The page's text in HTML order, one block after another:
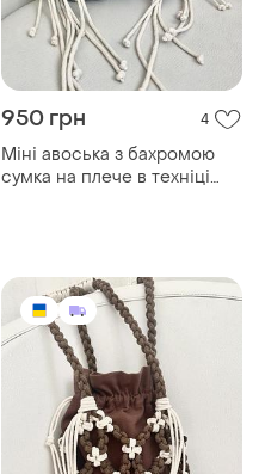
950 грн 4
Міні авоська з бахромою
сумка на плече в техніці